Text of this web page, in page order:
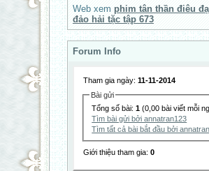
Web xem phim tân thần điêu
đảo hải tặc tập 673
Forum Info
Tham gia ngày: 11-11-2014
Bài gửi
Tổng số bài:1 (0,00 bài viết mỗi
Tìm bài gửi bởi annatran123
Tìm tất cả bài bắt đầu bởi
Giới thiệu tham gia: 0